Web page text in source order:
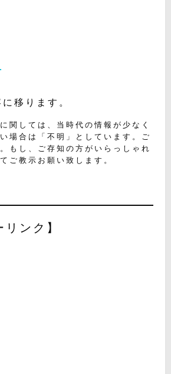
移ります。
関しては、当時代の情報が少なく
場合は「不明」としています。ご
もし、ご存知の方がいらっしゃれ
ご教示お願い致します。
リンク】